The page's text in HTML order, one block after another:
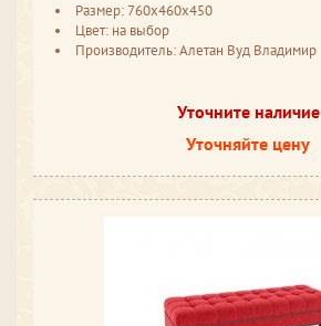
Размер: 760x460x450
Цвет: на выбор
Производитель: Алетан Вуд Владимир
Уточните наличие
Уточняйте цену